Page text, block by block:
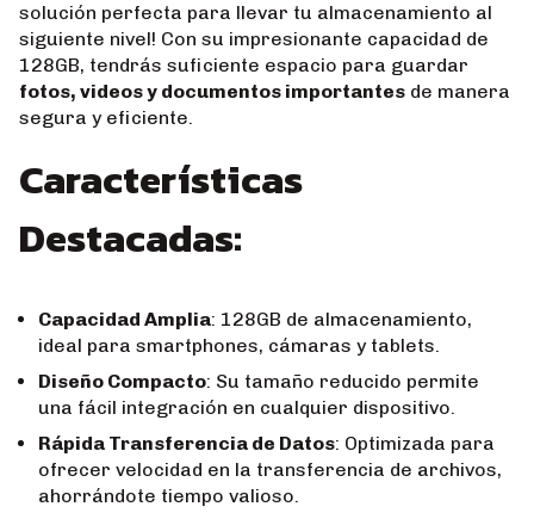
solución perfecta para llevar tu almacenamiento al
siguiente nivel! Con su impresionante capacidad de
128GB, tendrás suficiente espacio para guardar
fotos, videos y documentos importantes de manera
segura y eficiente.
Características
Destacadas:
Capacidad Amplia: 128GB de almacenamiento,
ideal para smartphones, cámaras y tablets.
Diseño Compacto: Su tamaño reducido permite
una fácil integración en cualquier dispositivo.
Rápida Transferencia de Datos: Optimizada para
ofrecer velocidad en la transferencia de archivos,
ahorrándote tiempo valioso.